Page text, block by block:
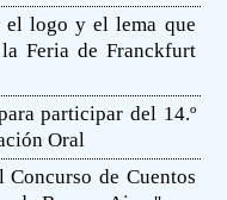
el logo y el lema que
Feria de Franckfurt
participar del 14.º
Oral
Concurso de Cuentos